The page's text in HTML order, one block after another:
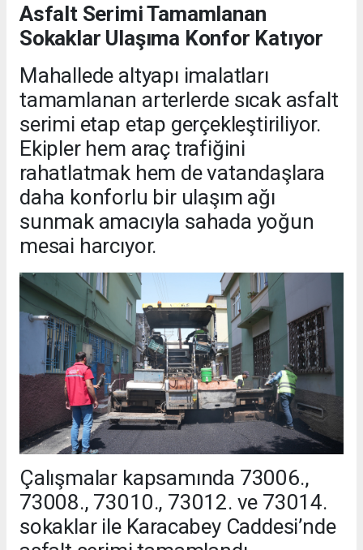
Asfalt Serimi Tamamlanan
Sokaklar Ulaşıma Konfor Katıyor
Mahallede altyapı imalatları
tamamlanan arterlerde sıcak asfalt
serimi etap etap gerçekleştiriliyor.
Ekipler hem araç trafiğini
rahatlatmak hem de vatandaşlara
daha konforlu bir ulaşım ağı
sunmak amacıyla sahada yoğun
mesai harcıyor.
Çalışmalar kapsamında 73006.,
73008., 73010., 73012. ve 73014.
sokaklar ile Karacabey Caddesi’nde